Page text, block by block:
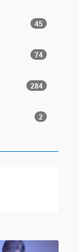
45
74
284
2